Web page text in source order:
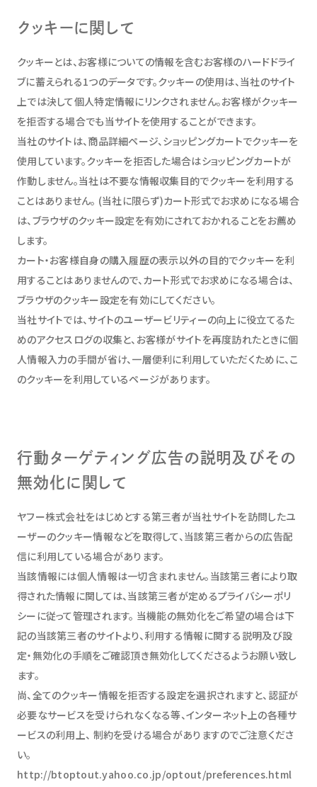
クッキーに関して
クッキーとは、お客様についての情報を含むお客様のハードドライ
ブに蓄えられる1つのデータです。クッキーの使用は、当社のサイト
上では決して個人特定情報にリンクされません。お客様がクッキー
を拒否する場合でも当サイトを使用することができます。
当社のサイトは、商品詳細ページ、ショッピングカートでクッキーを
使用しています。クッキーを拒否した場合はショッピングカートが
作動しません。当社は不要な情報収集目的でクッキーを利用する
ことはありません。 (当社に限らず)カート形式でお求めになる場合
は、ブラウザのクッキー設定を有効にされておかれることをお薦め
します。
カート・お客様自身の購入履歴の表示以外の目的でクッキーを利
用することはありませんので、カート形式でお求めになる場合は、
ブラウザのクッキー設定を有効にしてください。
当社サイトでは、サイトのユーザービリティーの向上に役立てるた
めのアクセスログの収集と、お客様がサイトを再度訪れたときに個
人情報入力の手間が省け、一層便利に利用していただくために、こ
のクッキーを利用しているページがあります。
行動ターゲティング広告の説明及びその
無効化に関して
ヤフー株式会社をはじめとする第三者が当社サイトを訪問したユ
ーザーのクッキー情報などを取得して、当該第三者からの広告配
信に利用している場合があります。
当該情報には個人情報は一切含まれません。当該第三者により取
得された情報に関しては、当該第三者が定めるプライバシーポリ
シーに従って管理されます。 当機能の無効化をご希望の場合は下
記の当該第三者のサイトより、利用する情報に関する説明及び設
定・無効化の手順をご確認頂き無効化してくださるようお願い致し
ます。
尚、全てのクッキー情報を拒否する設定を選択されますと、認証が
必要なサービスを受けられなくなる等、インターネット上の各種サ
ービスの利用上、 制約を受ける場合がありますのでご注意くださ
い。
http://btoptout.yahoo.co.jp/optout/preferences.html